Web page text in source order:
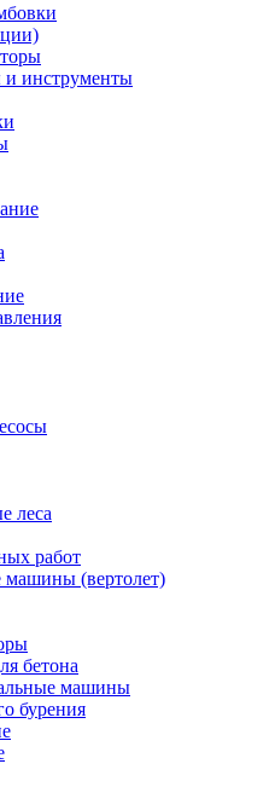
инструменты
леса
работ
машины (вертолет)
бетона
машины
бурения